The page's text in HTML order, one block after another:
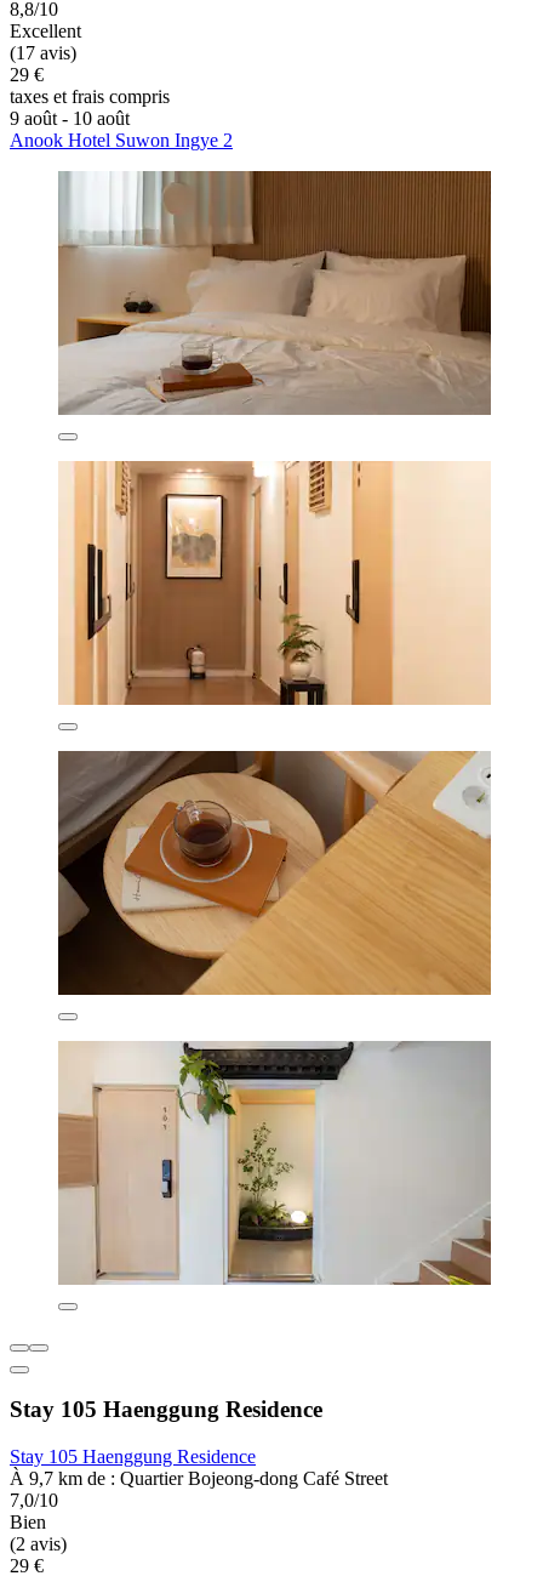
8,8/10
Excellent
(17 avis)
29 €
taxes et frais compris
9 août - 10 août
Anook Hotel Suwon Ingye 2
Stay 105 Haenggung Residence
Stay 105 Haenggung Residence
À 9,7 km de : Quartier Bojeong-dong Café Street
7,0/10
Bien
(2 avis)
29 €